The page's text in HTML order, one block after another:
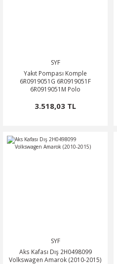
SYF
Yakıt Pompası Komple
6R0919051G 6R0919051F
6R0919051M Polo
3.518,03 TL
SYF
Aks Kafası Dış 2H0498099
Volkswagen Amarok (2010-2015)